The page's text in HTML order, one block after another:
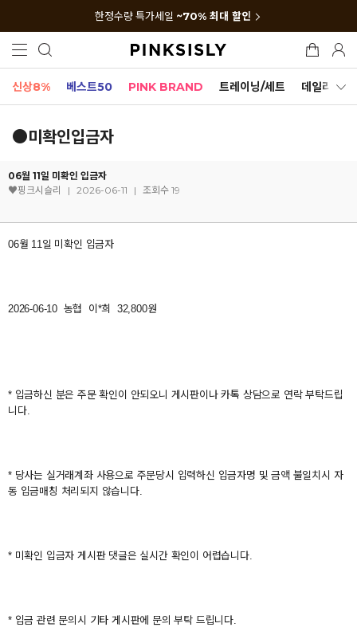
한정수량 특가세일 ~70% 최대 할인
신상8% 베스트50 PINK BRAND 트레이닝/세트 데일리세트
●미확인입금자
06월 11일 미확인 입금자
♥핑크시슬리
| 2026-06-11 | 조회수 19
06월 11일 미확인 입금자
2026-06-10 농협 이*희 32,800원
* 입금하신 분은 주문 확인이 안되오니 게시판이나 카톡 상담으로 연락 부탁드립
니다.
* 당사는 실거래계좌 사용으로 주문당시 입력하신 입금자명 및 금액 불일치시 자
동 입금매칭 처리되지 않습니다.
* 미확인 입금자 게시판 댓글은 실시간 확인이 어렵습니다.
* 입금 관련 문의시 기타 게시판에 문의 부탁 드립니다.